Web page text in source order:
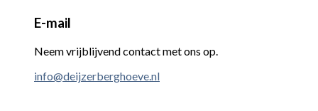
E-mail
Neem vrijblijvend contact met ons op.
info@deijzerberghoeve.nl